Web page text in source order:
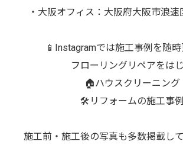
・大阪オフィス：大阪府大阪市浪
📱Instagramでは施工事例を随時
フローリングリペアをは
🏠ハウスクリーニング
🛠️リフォームの施工事例
施工前・施工後の写真も多数掲載し